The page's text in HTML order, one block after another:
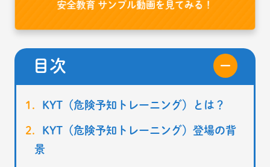
安全教育 サンプル動画を見てみる！
目次
KYT（危険予知トレーニング）とは？
KYT（危険予知トレーニング）登場の背
景